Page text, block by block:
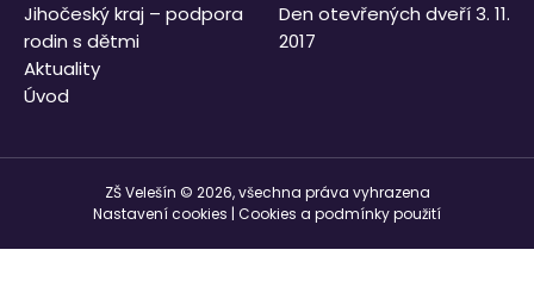
Jihočeský kraj – podpora
rodin s dětmi
Aktuality
Úvod
Den otevřených dveří 3. 11.
2017
ZŠ Velešín © 2026, všechna práva vyhrazena
Nastavení cookies Cookies a podmínky použití